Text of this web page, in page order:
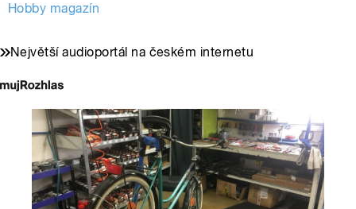
Hobby magazín
Největší audioportál na českém internetu